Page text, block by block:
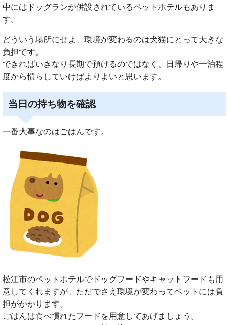
中にはドッグランが併設されているペットホテルもありま
す。
どういう場所にせよ、環境が変わるのは犬猫にとって大きな
負担です。
できればいきなり長期で預けるのではなく、日帰りや一泊程
度から慣らしていけばよりよいと思います。
当日の持ち物を確認
一番大事なのはごはんです。
松江市のペットホテルでドッグフードやキャットフードも用
意してくれますが、ただでさえ環境が変わってペットには負
担がかかります。
ごはんは食べ慣れたフードを用意してあげましょう。